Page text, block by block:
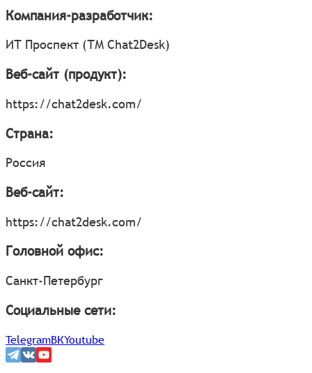
Компания-разработчик:
ИТ Проспект (ТМ Chat2Desk)
Веб-сайт (продукт):
https://chat2desk.com/
Страна:
Россия
Веб-сайт:
https://chat2desk.com/
Головной офис:
Санкт-Петербург
Социальные сети:
TelegramВКYoutube